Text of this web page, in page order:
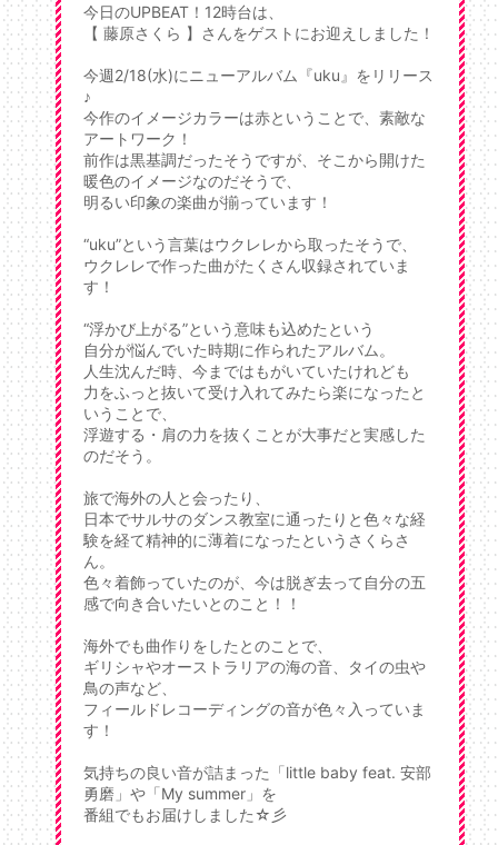
今日のUPBEAT！12時台は、
【 藤原さくら 】さんをゲストにお迎えしました！
今週2/18(水)にニューアルバム『uku』をリリース
♪
今作のイメージカラーは赤ということで、素敵な
アートワーク！
前作は黒基調だったそうですが、そこから開けた
暖色のイメージなのだそうで、
明るい印象の楽曲が揃っています！
“uku”という言葉はウクレレから取ったそうで、
ウクレレで作った曲がたくさん収録されていま
す！
“浮かび上がる”という意味も込めたという
自分が悩んでいた時期に作られたアルバム。
人生沈んだ時、今まではもがいていたけれども
力をふっと抜いて受け入れてみたら楽になったと
いうことで、
浮遊する・肩の力を抜くことが大事だと実感した
のだそう。
旅で海外の人と会ったり、
日本でサルサのダンス教室に通ったりと色々な経
験を経て精神的に薄着になったというさくらさ
ん。
色々着飾っていたのが、今は脱ぎ去って自分の五
感で向き合いたいとのこと！！
海外でも曲作りをしたとのことで、
ギリシャやオーストラリアの海の音、タイの虫や
鳥の声など、
フィールドレコーディングの音が色々入っていま
す！
気持ちの良い音が詰まった「little baby feat. 安部
勇磨」や「My summer」を
番組でもお届けしました☆彡